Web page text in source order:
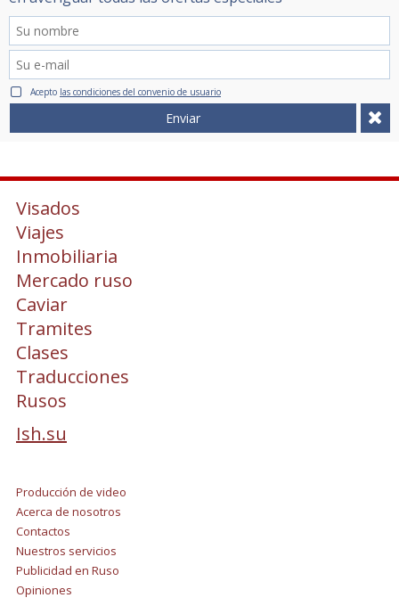
Acepto las condiciones del convenio de usuario
Enviar
Visados
Viajes
Inmobiliaria
Mercado ruso
Caviar
Tramites
Clases
Traducciones
Rusos
Ish.su
Producción de video
Acerca de nosotros
Contactos
Nuestros servicios
Publicidad en Ruso
Opiniones